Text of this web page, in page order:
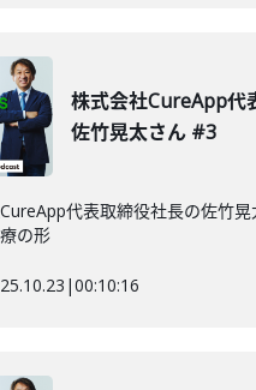
株式会社CureApp代
佐竹晃太さん #3
代表取締役社長の佐竹晃
の形
|00:10:16